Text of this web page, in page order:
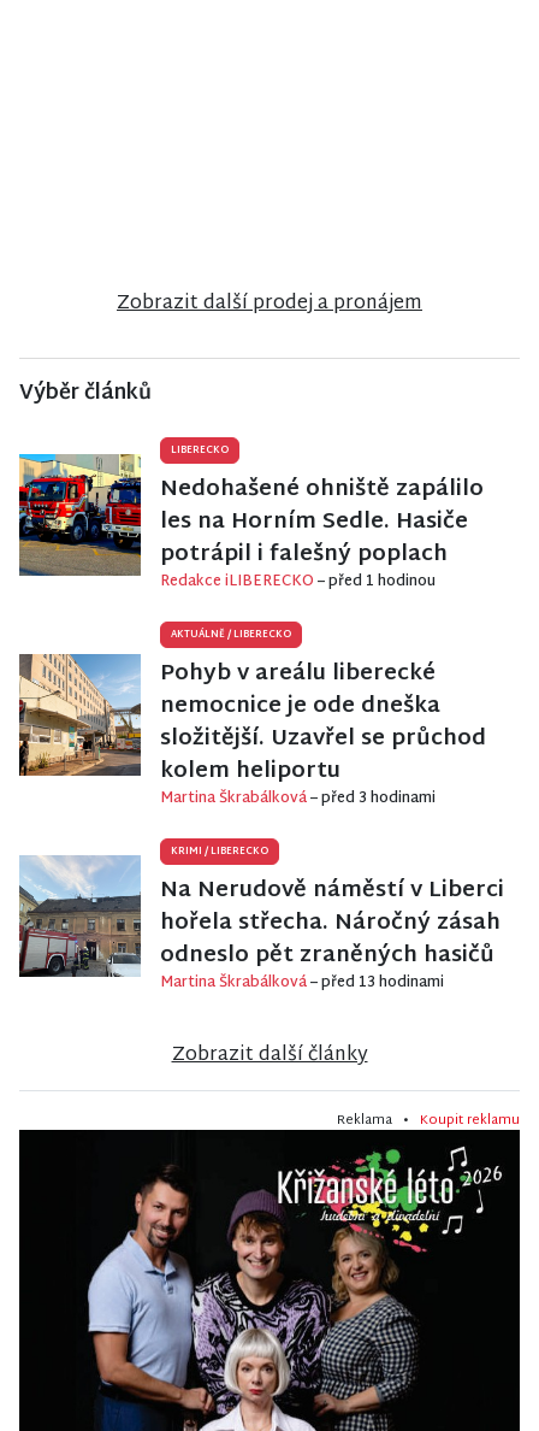
Zobrazit další prodej a pronájem
Výběr článků
LIBERECKO
Nedohašené ohniště zapálilo
les na Horním Sedle. Hasiče
potrápil i falešný poplach
Redakce iLIBERECKO– před 1 hodinou
AKTUÁLNĚ/LIBERECKO
Pohyb v areálu liberecké
nemocnice je ode dneška
složitější. Uzavřel se průchod
kolem heliportu
Martina Škrabálková– před 3 hodinami
KRIMI /LIBERECKO
Na Nerudově náměstí v Liberci
hořela střecha. Náročný zásah
odneslo pět zraněných hasičů
Martina Škrabálková– před 13 hodinami
Zobrazit další články
Reklama • Koupit reklamu